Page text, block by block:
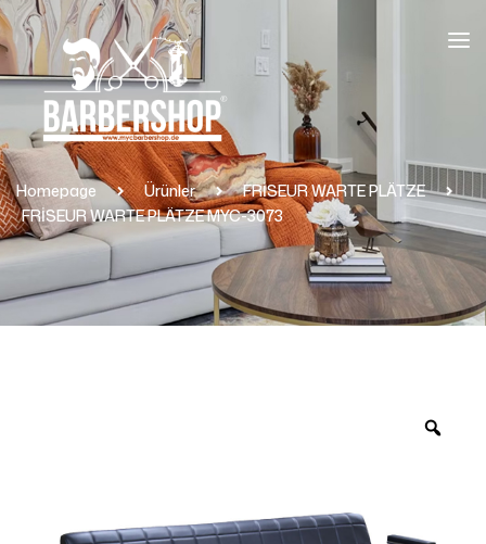
Homepage Ürünler
FRİSEUR WARTE PLÄTZE
FRİSEUR WARTE PLÄTZE MYC-3073